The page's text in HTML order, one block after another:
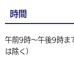
時間
午前9時～午後9時ま
は除く）